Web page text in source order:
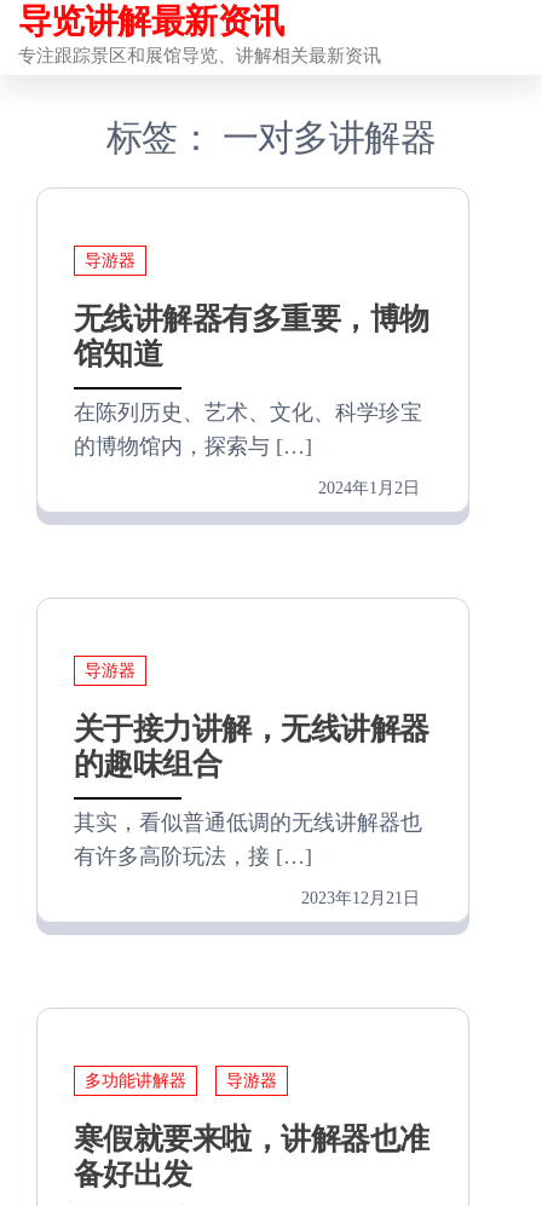
前
往
导览讲解最新资讯
专注跟踪景区和展馆导览、讲解相关最新资讯
标签： 一对多讲解器
导游器
无线讲解器有多重要，博物
馆知道
在陈列历史、艺术、文化、科学珍宝
的博物馆内，探索与 […]
2024年1月2日
导游器
关于接力讲解，无线讲解器
的趣味组合
其实，看似普通低调的无线讲解器也
有许多高阶玩法，接 […]
2023年12月21日
多功能讲解器 导游器
寒假就要来啦，讲解器也准
备好出发